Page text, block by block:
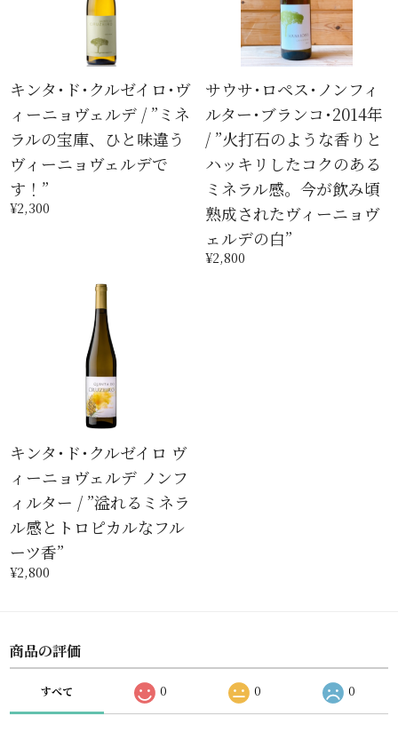
キンタ･ド･クルゼイロ･ヴ
ィーニョヴェルデ / ”ミネ
ラルの宝庫、ひと味違う
ヴィーニョヴェルデで
す！”
¥2,300
サウサ･ロペス･ノンフィ
ルター･ブランコ･2014年
/ ”火打石のような香りと
ハッキリしたコクのある
ミネラル感。今が飲み頃
熟成されたヴィーニョヴ
ェルデの白”
¥2,800
キンタ･ド･クルゼイロ ヴ
ィーニョヴェルデ ノンフ
ィルター / ”溢れるミネラ
ル感とトロピカルなフル
ーツ香”
¥2,800
商品の評価
すべて 0 0 0